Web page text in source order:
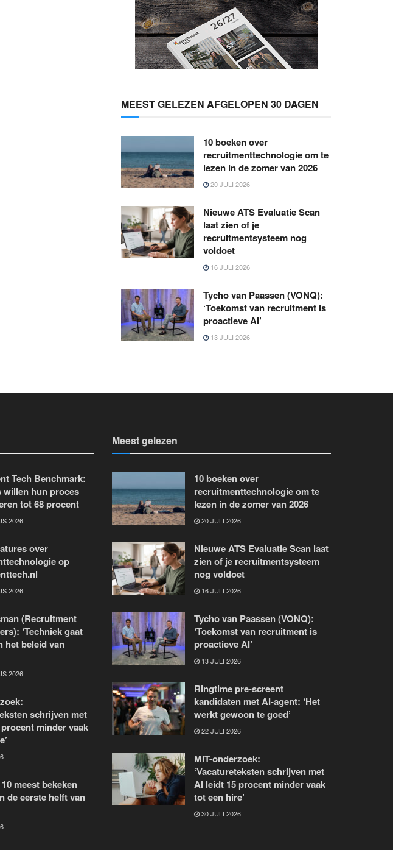
MEEST GELEZEN AFGELOPEN 30 DAGEN
10 boeken over
recruitmenttechnologie om te
lezen in de zomer van 2026
20 JULI 2026
Nieuwe ATS Evaluatie Scan
laat zien of je
recruitmentsysteem nog
voldoet
16 JULI 2026
Tycho van Paassen (VONQ):
‘Toekomst van recruitment is
proactieve AI’
13 JULI 2026
Tech Benchmark:
willen hun proces
tot 68 procent
2026
over
op
2026
(Recruitment
‘Techniek gaat
het beleid van
2026
schrijven met
minder vaak
meest bekeken
de eerste helft van
Meest gelezen
10 boeken over
recruitmenttechnologie om te
lezen in de zomer van 2026
20 JULI 2026
Nieuwe ATS Evaluatie Scan laat
zien of je recruitmentsysteem
nog voldoet
16 JULI 2026
Tycho van Paassen (VONQ):
‘Toekomst van recruitment is
proactieve AI’
13 JULI 2026
Ringtime pre-screent
kandidaten met AI-agent: ‘Het
werkt gewoon te goed’
22 JULI 2026
MIT-onderzoek:
‘Vacatureteksten schrijven met
AI leidt 15 procent minder vaak
tot een hire’
30 JULI 2026